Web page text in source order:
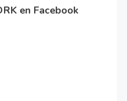
en Facebook